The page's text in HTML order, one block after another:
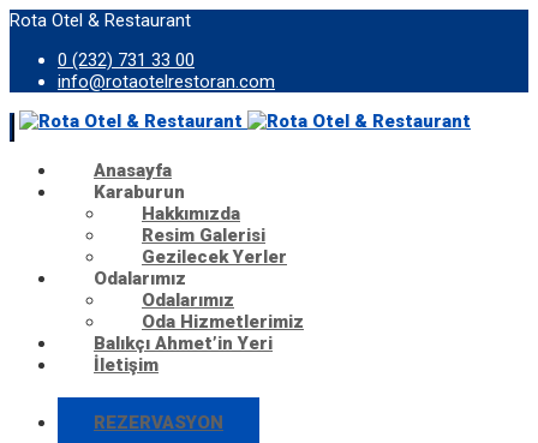
Rota Otel & Restaurant
0 (232) 731 33 00
info@rotaotelrestoran.com
Anasayfa
Karaburun
Hakkımızda
Resim Galerisi
Gezilecek Yerler
Odalarımız
Odalarımız
Oda Hizmetlerimiz
Balıkçı Ahmet’in Yeri
İletişim
REZERVASYON